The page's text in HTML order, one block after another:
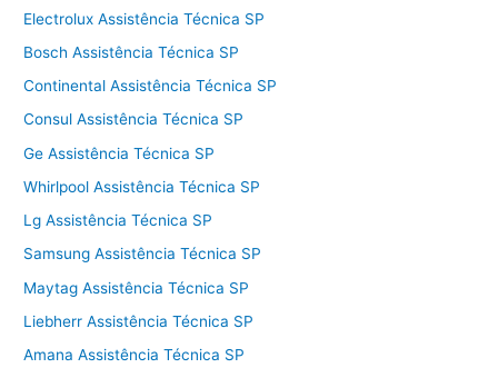
Electrolux Assistência Técnica SP
Bosch Assistência Técnica SP
Continental Assistência Técnica SP
Consul Assistência Técnica SP
Ge Assistência Técnica SP
Whirlpool Assistência Técnica SP
Lg Assistência Técnica SP
Samsung Assistência Técnica SP
Maytag Assistência Técnica SP
Liebherr Assistência Técnica SP
Amana Assistência Técnica SP